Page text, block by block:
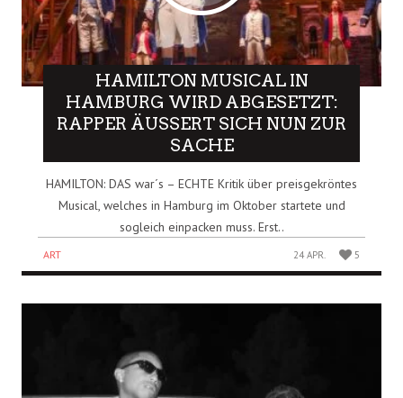
HAMILTON MUSICAL IN
HAMBURG WIRD ABGESETZT:
RAPPER ÄUSSERT SICH NUN ZUR S
ACHE
HAMILTON: DAS war´s – ECHTE Kritik über preisgekröntes
Musical, welches in Hamburg im Oktober startete und
sogleich einpacken muss. Erst..
ART 24 APR. 5